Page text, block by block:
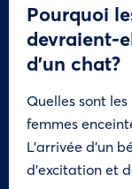
Pourquoi
devraient-
d’un chat?
Quelles sont
femmes
L’arrivée d’un
d’excitation et